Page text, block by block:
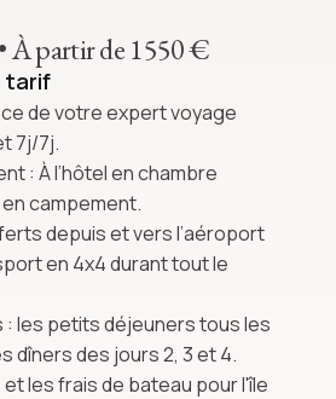
•À partir de 1550 €
tarif
de votre expert voyage
7j/7j.
: À l’hôtel en chambre
campement.
depuis et vers l’aéroport
en 4x4 durant tout le
: les petits déjeuners tous les
dîners des jours 2, 3 et 4.
les frais de bateau pour l'île